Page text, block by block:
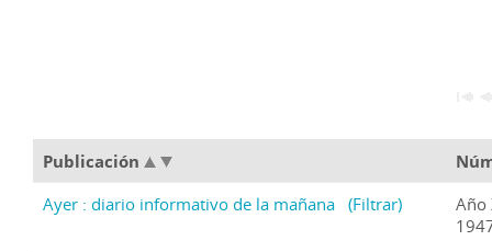
Publicación
Ayer : diario informativo de la mañana (Filtrar)
Año